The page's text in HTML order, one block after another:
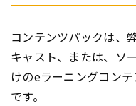
コンテンツパックは、
キャスト、または、ソ
けのeラーニングコン
です。